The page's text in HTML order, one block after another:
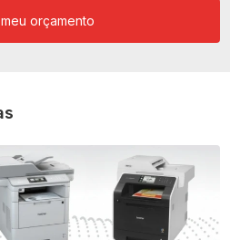
orçamento